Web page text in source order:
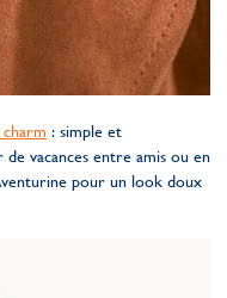
: simple et
vacances entre amis ou en
pour un look doux